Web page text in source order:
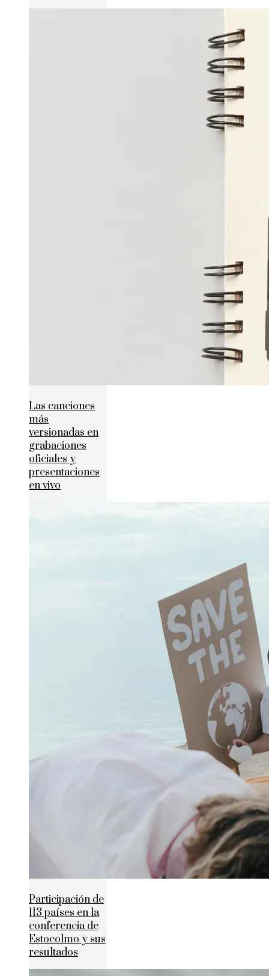
Las canciones
más
versionadas en
grabaciones
oficiales y
presentaciones
en vivo
Participación de
113 países en la
conferencia de
Estocolmo y sus
resultados